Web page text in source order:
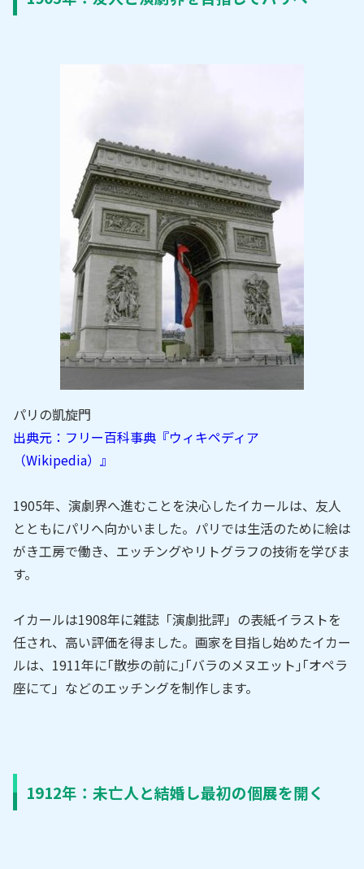
パリの凱旋門
出典元：フリー百科事典『ウィキペディア
（Wikipedia）』
1905年、演劇界へ進むことを決心したイカールは、友人
とともにパリへ向かいました。パリでは生活のために絵は
がき工房で働き、エッチングやリトグラフの技術を学びま
す。
イカールは1908年に雑誌「演劇批評」の表紙イラストを
任され、高い評価を得ました。画家を目指し始めたイカー
ルは、1911年に｢散歩の前に｣｢バラのメヌエット｣｢オペラ
座にて」などのエッチングを制作します。
1912年：未亡人と結婚し最初の個展を開く